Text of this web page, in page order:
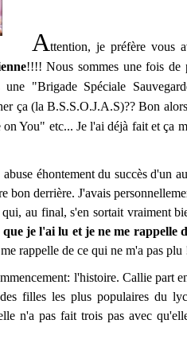
Attention, je préfère vous
!!!! Nous sommes une fois de
une "Brigade Spéciale
ça (la B.S.S.O.J.A.S)?? Bon
You" etc... Je l'ai déjà fait et ça
éhontement du succès d'un
bon derrière. J'avais
qui, au final, s'en sortait vraiment
je l'ai lu et je ne me rappelle
rappelle de ce qui ne m'a pas plu
l'histoire. Callie part
filles les plus populaires du
n'a pas fait trois pas avec